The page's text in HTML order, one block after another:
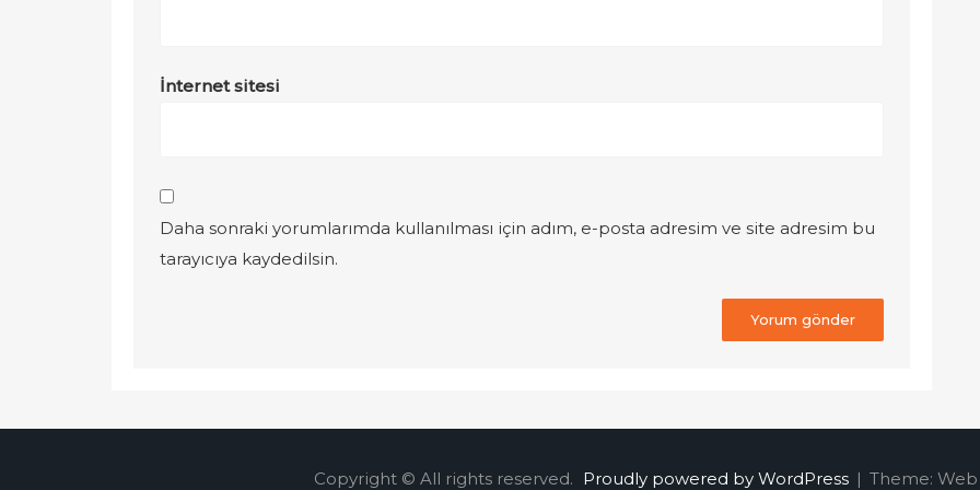
İnternet sitesi
Daha sonraki yorumlarımda kullanılması için adım, e-posta adresim ve site adresim bu
tarayıcıya kaydedilsin.
Copyright © All rights reserved. Proudly powered by WordPress | Theme: